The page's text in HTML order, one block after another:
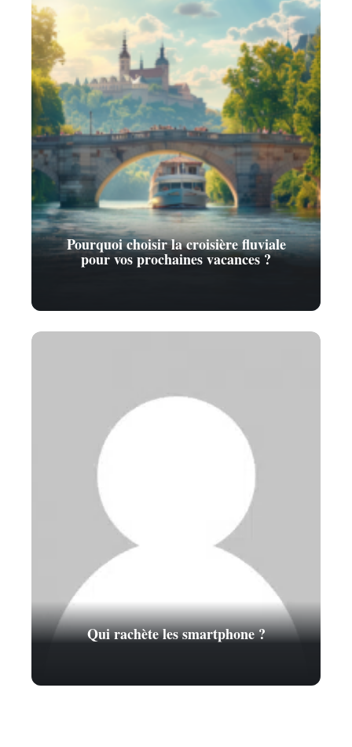
Pourquoi choisir la croisière fluviale
pour vos prochaines vacances ?
Qui rachète les smartphone ?